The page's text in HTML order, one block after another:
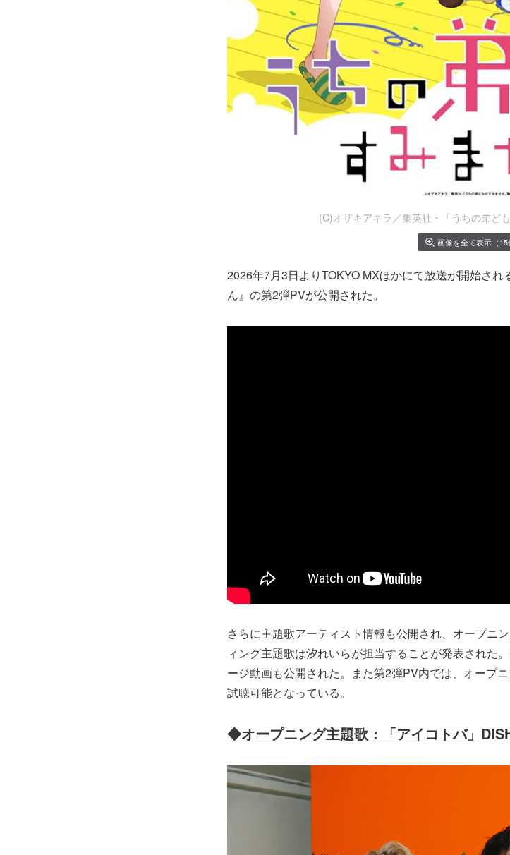
(C)オザキアキラ／集英社・「うちの弟ど
画像を全て表示（15
2026年7月3日よりTOKYO MXほかにて放送が開始さ
ん』の第2弾PVが公開された。
さらに主題歌アーティスト情報も公開され、オープニ
ィング主題歌は汐れいらが担当することが発表された
ージ動画も公開された。また第2弾PV内では、オープ
試聴可能となっている。
◆オープニング主題歌：「アイコトバ」